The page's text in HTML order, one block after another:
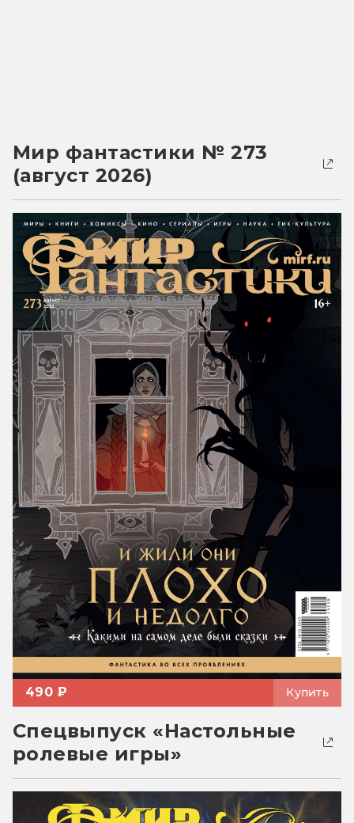
Мир фантастики № 273
(август 2026)
490 ₽ Купить
Спецвыпуск «Настольные
ролевые игры»